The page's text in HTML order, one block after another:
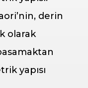
derin
olarak
yapısı